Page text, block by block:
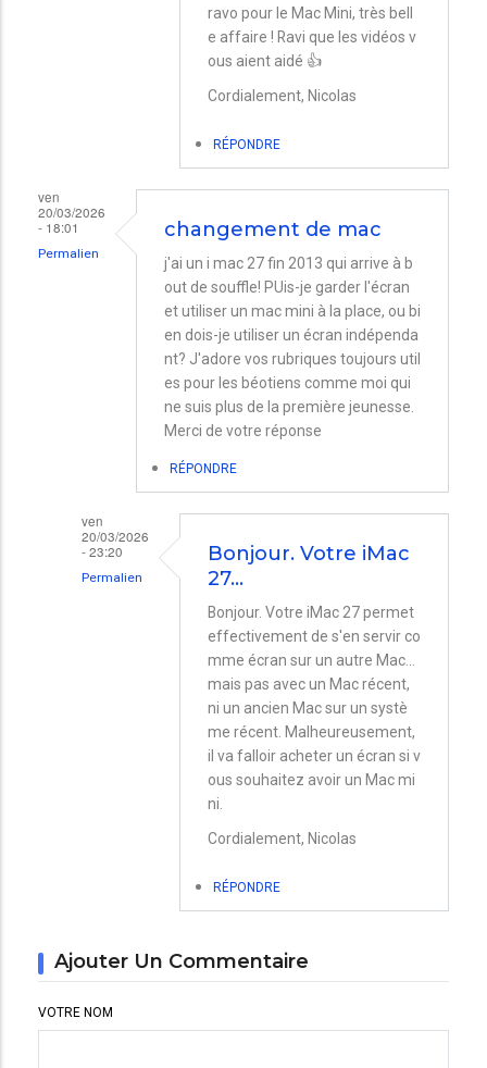
Declercq
ravo pour le Mac Mini, très bell
e affaire ! Ravi que les vidéos v
ous aient aidé 👍
Cordialement, Nicolas
RÉPONDRE
ven
20/03/2026
- 18:01
Permalien
changement de mac
j'ai un i mac 27 fin 2013 qui arrive à b
out de souffle! PUis-je garder l'écran
et utiliser un mac mini à la place, ou bi
en dois-je utiliser un écran indépenda
nt? J'adore vos rubriques toujours util
es pour les béotiens comme moi qui
ne suis plus de la première jeunesse.
Merci de votre réponse
RÉPONDRE
ven
20/03/2026
- 23:20
Permalien
Bonjour. Votre iMac
27…
Bonjour. Votre iMac 27 permet
effectivement de s'en servir co
mme écran sur un autre Mac...
mais pas avec un Mac récent,
ni un ancien Mac sur un systè
me récent. Malheureusement,
il va falloir acheter un écran si v
ous souhaitez avoir un Mac mi
ni.
Cordialement, Nicolas
RÉPONDRE
Ajouter Un Commentaire
VOTRE NOM